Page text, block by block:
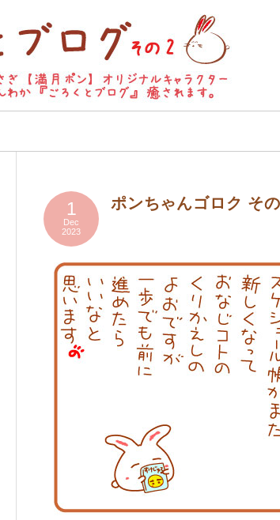
1
Dec
2023
ポンちゃんゴロク そ